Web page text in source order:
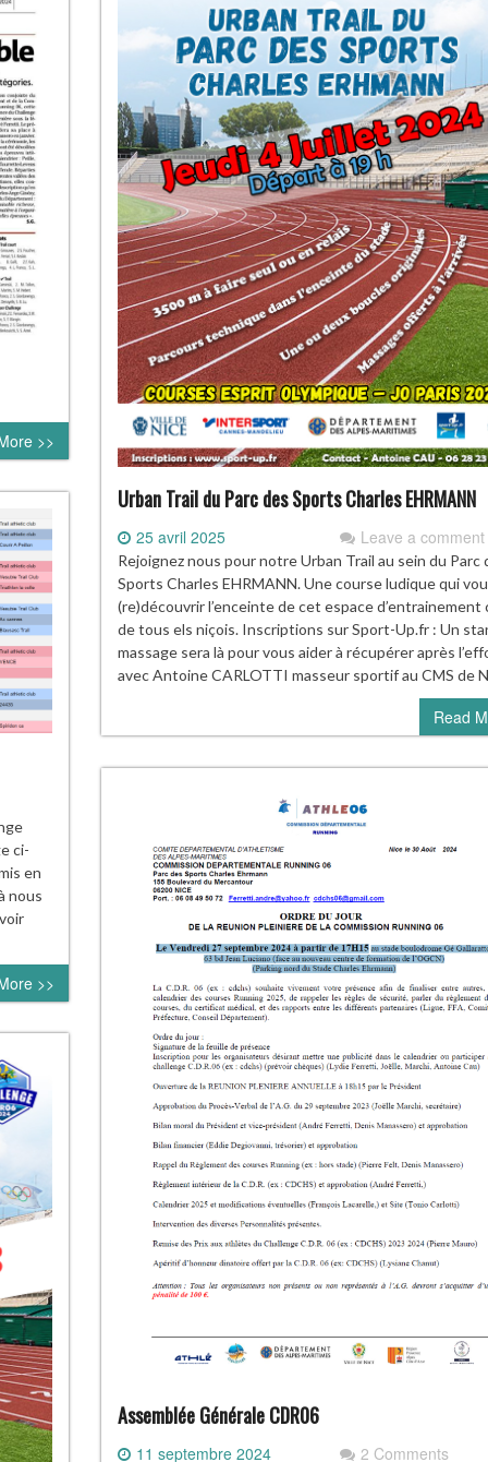
Urban Trail du Parc des Sports Charles EHRMANN
25 avril 2025 Leave a comment
Rejoignez nous pour notre Urban Trail au sein du Parc
Sports Charles EHRMANN. Une course ludique qui
(re)découvrir l’enceinte de cet espace d’entrainement
de tous els niçois. Inscriptions sur Sport-Up.fr : Un
massage sera là pour vous aider à récupérer après
avec Antoine CARLOTTI masseur sportif au CMS de
Read
>>
ci-
en
nous
>>
Assemblée Générale CDR06
11 septembre 2024 2 Comments